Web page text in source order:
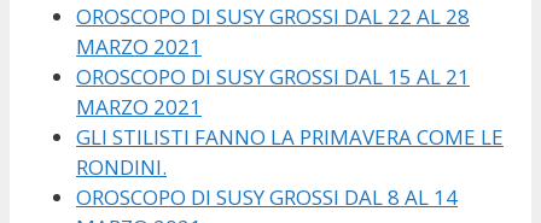
OROSCOPO DI SUSY GROSSI DAL 22 AL 28
MARZO 2021
OROSCOPO DI SUSY GROSSI DAL 15 AL 21
MARZO 2021
GLI STILISTI FANNO LA PRIMAVERA COME LE
RONDINI.
OROSCOPO DI SUSY GROSSI DAL 8 AL 14